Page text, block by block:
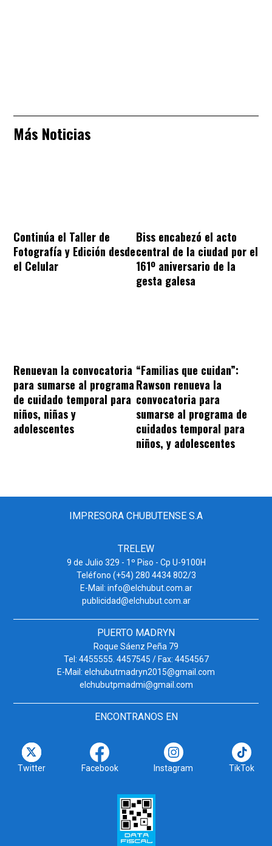
Más Noticias
Continúa el Taller de
Fotografía y Edición desde
el Celular
Biss encabezó el acto
central de la ciudad por el
161º aniversario de la
gesta galesa
Renuevan la convocatoria
para sumarse al programa
de cuidado temporal para
niños, niñas y
adolescentes
“Familias que cuidan”:
Rawson renueva la
convocatoria para
sumarse al programa de
cuidados temporal para
niños, y adolescentes
IMPRESORA CHUBUTENSE S.A
TRELEW
9 de Julio 329 - 1º Piso - Cp U-9100H
Teléfono (+54) 280 4434 802/3
E-Mail: info@elchubut.com.ar
publicidad@elchubut.com.ar
PUERTO MADRYN
Roque Sáenz Peña 79
Tel: 4455555. 4457545 / Fax: 4454567
E-Mail: elchubutmadryn2015@gmail.com
elchubutpmadmi@gmail.com
ENCONTRANOS EN
Twitter Facebook Instagram TikTok